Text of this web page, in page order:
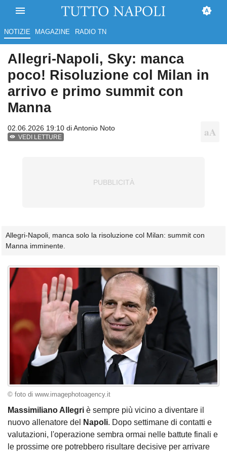
NOTIZIE MAGAZINE RADIO TN
Allegri-Napoli, Sky: manca
poco! Risoluzione col Milan in
arrivo e primo summit con
Manna
02.06.2026 19:10 diAntonio Noto
VEDI LETTURE
Allegri-Napoli, manca solo la risoluzione col Milan: summit con
Manna imminente.
© foto di www.imagephotoagency.it
Massimiliano Allegri è sempre più vicino a diventare il
nuovo allenatore del
Napoli. Dopo settimane di contatti e
valutazioni, l'operazione sembra ormai nelle battute finali e
le prossime ore potrebbero risultare decisive per arrivare